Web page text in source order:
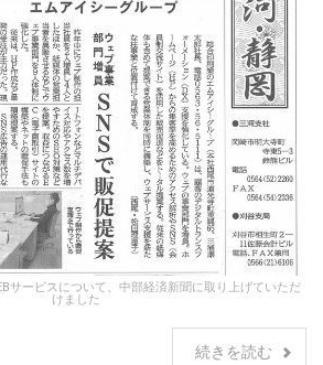
サービスについて、中部経済新聞に取り上げていただ
けました
続きを読む